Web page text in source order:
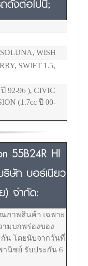
WISH
SWIFT 1.5,
92-96 ), CIVIC
(1.7cc ปี 00-
55B24R HI
ริษัท บอร์เนียว
) จำกัด:
ภาพสินค้า เฉพาะ
ามบกพร่องของ
กัน โดยนับจากวันที่
านิชย์ รับประกัน 6